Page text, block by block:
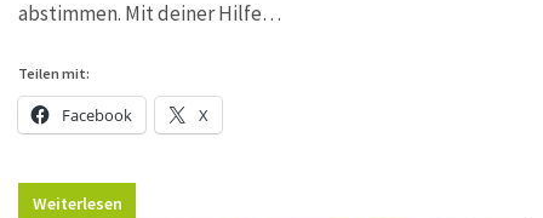
abstimmen. Mit deiner Hilfe…
Teilen mit:
Facebook X
Weiterlesen